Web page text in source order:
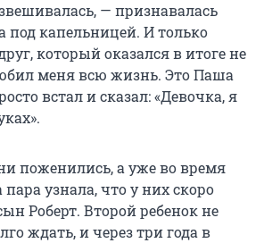
— признавалась
капельницей. И только
который оказался в итоге не
меня всю жизнь. Это Паша
встал и сказал: «Девочка, я
поженились, а уже во время
узнала, что у них скоро
Роберт. Второй ребенок не
ждать, и через три года в